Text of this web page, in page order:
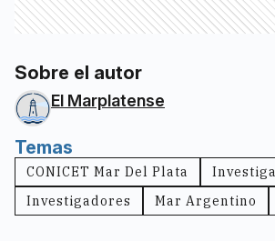
Sobre el autor
El Marplatense
Temas
CONICET Mar Del Plata
Investigadores
Mar Argentino